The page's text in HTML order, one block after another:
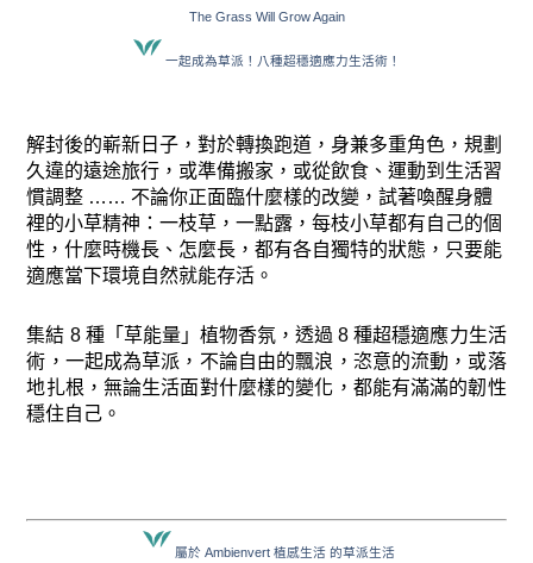
The Grass Will Grow Again
一起成為草派！八種超穩適應力生活術！
解封後的嶄新日子，對於轉換跑道，身兼多重角色，規劃
久違的遠途旅行，或準備搬家，或從飲食、運動到生活習
慣調整 …… 不論你正面臨什麼樣的改變，試著喚醒身體
裡的小草精神：一枝草，一點露，每枝小草都有自己的個
性，什麼時機長、怎麼長，都有各自獨特的狀態，只要能
適應當下環境自然就能存活。
集結 8 種「草能量」植物香氛，透過 8 種超穩適應力生活
術，一起成為草派，不論自由的飄浪，恣意的流動，或落
地扎根，無論生活面對什麼樣的變化，都能有滿滿的韌性
穩住自己。
屬於 Ambienvert 植感生活 的草派生活